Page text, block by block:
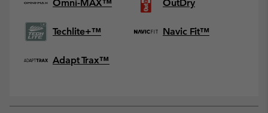
Omni-MAX™
OutDry
Techlite+™ Navic Fit™
Adapt Trax™